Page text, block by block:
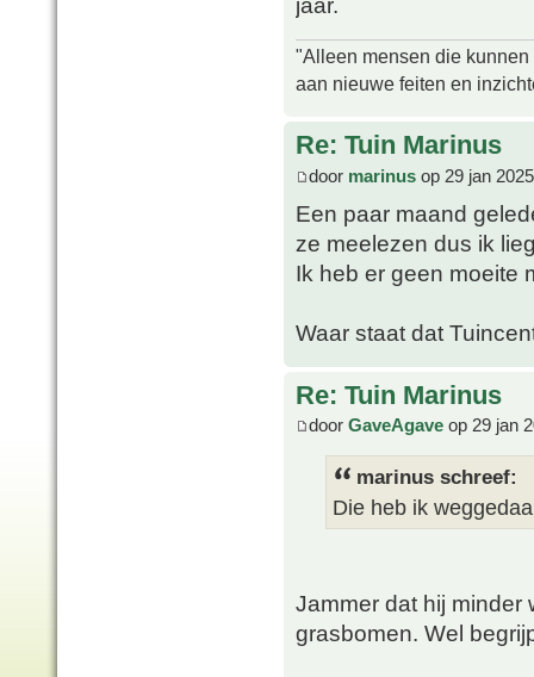
"Alleen mensen die
aan nieuwe feiten en
Re: Tuin Marinus
door marinus op 29 jan
Een paar maand
ze meelezen dus ik
Ik heb er geen moeite
Waar staat dat
Re: Tuin Marinus
door GaveAgave op 29 jan
marinus schreef:
Die heb ik
Jammer dat hij minder
grasbomen. Wel